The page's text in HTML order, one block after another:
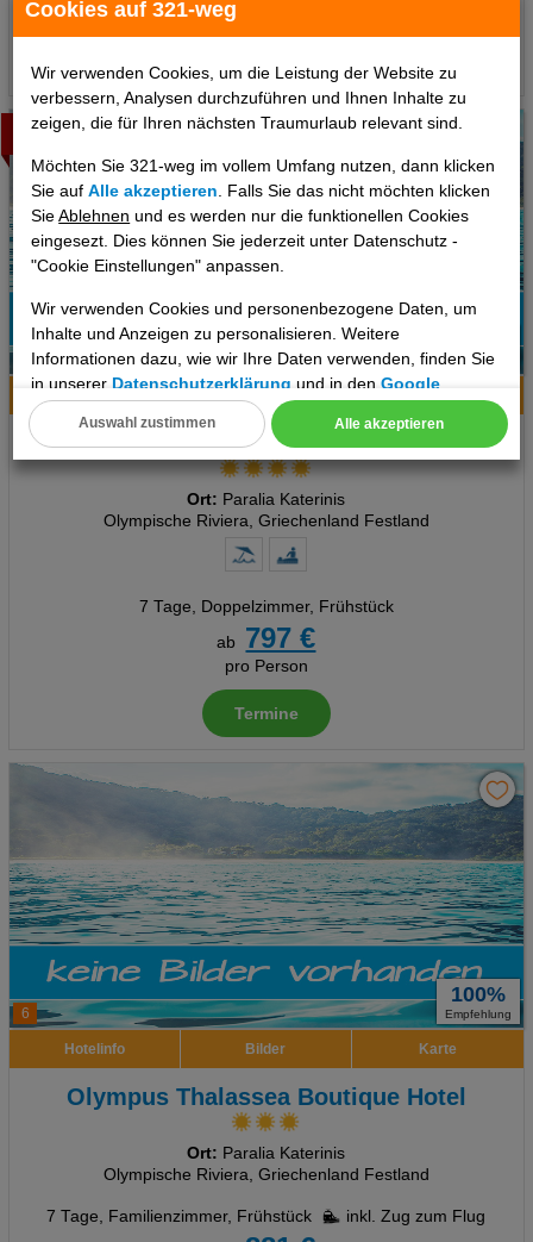
Cookies auf 321-weg
Wir verwenden Cookies, um die Leistung der Website zu
verbessern, Analysen durchzuführen und Ihnen Inhalte zu
zeigen, die für Ihren nächsten Traumurlaub relevant sind.
Möchten Sie 321-weg im vollem Umfang nutzen, dann klicken
Sie aufAlle akzeptieren . Falls Sie das nicht möchten klicken
SieAblehnen und es werden nur die funktionellen Cookies
eingesezt. Dies können Sie jederzeit unter Datenschutz -
"Cookie Einstellungen" anpassen.
Wir verwenden Cookies und personenbezogene Daten, um
Inhalte und Anzeigen zu personalisieren. Weitere
Informationen dazu, wie wir Ihre Daten verwenden, finden Sie
in unsererDatenschutzerklärung und in denGoogle
Datenschutz- und Nutzungsbedingungen
Cookie Einstellungen
Technische Cookies
Social Media Cookies
Erweiterte Einstellungen
Alle akzeptieren
Auswahl zustimmen
pro Person
Bestseller
Empfehlung
Cosmopolitan Hotel
Ort: Paralia Katerinis
Olympische Riviera, Griechenland Festland
7 Tage, Doppelzimmer, Frühstück
ab
797 €
pro Person
Termine
6
100%
Empfehlung
Hotelinfo Bilder Karte
Olympus Thalassea Boutique Hotel
Ort: Paralia Katerinis
Olympische Riviera, Griechenland Festland
7 Tage, Familienzimmer, Frühstück
inkl. Zug zum Flug